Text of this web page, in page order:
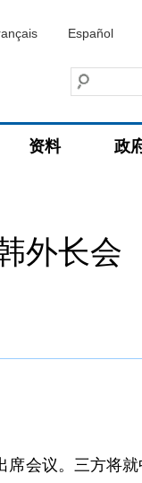
Español
资料 政
外长会
会议。三方将就